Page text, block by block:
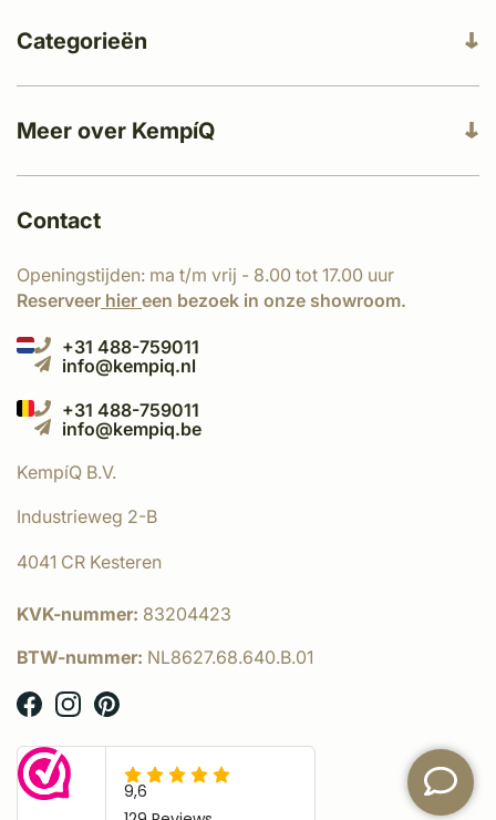
Meer over KempíQ
Categorieën
Contact
Openingstijden: ma t/m vrij - 8.00 tot 17.00 uur
Reserveer hier een bezoek in onze showroom.
+31 488-759011
info@kempiq.nl
+31 488-759011
info@kempiq.be
KempíQ B.V.
Industrieweg 2-B
4041 CR Kesteren
KVK-nummer: 83204423
BTW-nummer: NL8627.68.640.B.01